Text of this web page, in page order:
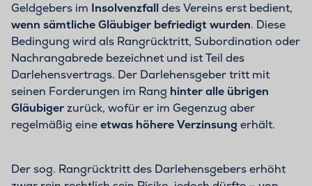
Geldgebers im Insolvenzfalldes Vereins erst bedient,
wenn sämtliche Gläubiger befriedigt wurden. Diese
Bedingung wird als Rangrücktritt, Subordination oder
Nachrangabrede bezeichnet und ist Teil des
Darlehensvertrags. Der Darlehensgeber tritt mit
seinen Forderungen im Rang hinter alle übrigen
Gläubigerzurück, wofür er im Gegenzug aber
regelmäßig eineetwas höhere Verzinsung erhält.
Der sog. Rangrücktritt des Darlehensgebers erhöht